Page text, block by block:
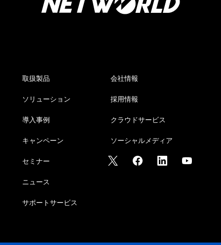
取扱製品
ソリューション
導入事例
キャンペーン
セミナー
ニュース
サポートサービス
会社情報
採用情報
クラウドサービス
ソーシャルメディア